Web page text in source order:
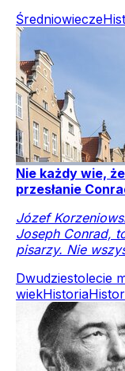
Średniowiecze
Nie każdy wie,
przesłanie
Józef
Joseph Conrad,
pisarzy. Nie
Dwudziestolecie
wiekHistoria